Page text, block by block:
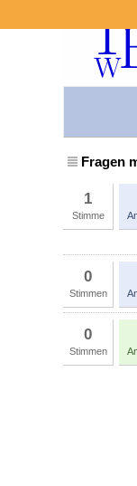
Fragen
1
Stimme
0
Stimmen
0
Stimmen